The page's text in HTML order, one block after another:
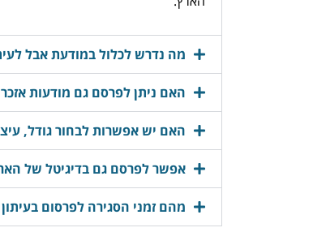
מה נדרש לכלול במודעת אבל
האם ניתן לפרסם גם מודעות
האם יש אפשרות לבחור גודל,
אפשר לפרסם גם בדיגיטל של
מהם זמני הסגירה לפרסום